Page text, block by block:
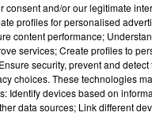
and/or our legitimate
profiles for personalised
content performance;
services; Create profiles to
security, prevent and
choices. These technologies
Identify devices based on
data sources; Link different